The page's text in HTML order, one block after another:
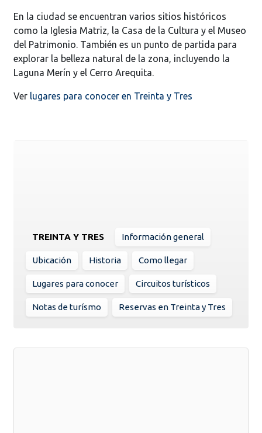
En la ciudad se encuentran varios sitios históricos
como la Iglesia Matriz, la Casa de la Cultura y el Museo
del Patrimonio. También es un punto de partida para
explorar la belleza natural de la zona, incluyendo la
Laguna Merín y el Cerro Arequita.
Ver lugares para conocer en Treinta y Tres
TREINTA Y TRES Información general
Ubicación Historia Como llegar
Lugares para conocer Circuitos turísticos
Notas de turísmo Reservas en Treinta y Tres